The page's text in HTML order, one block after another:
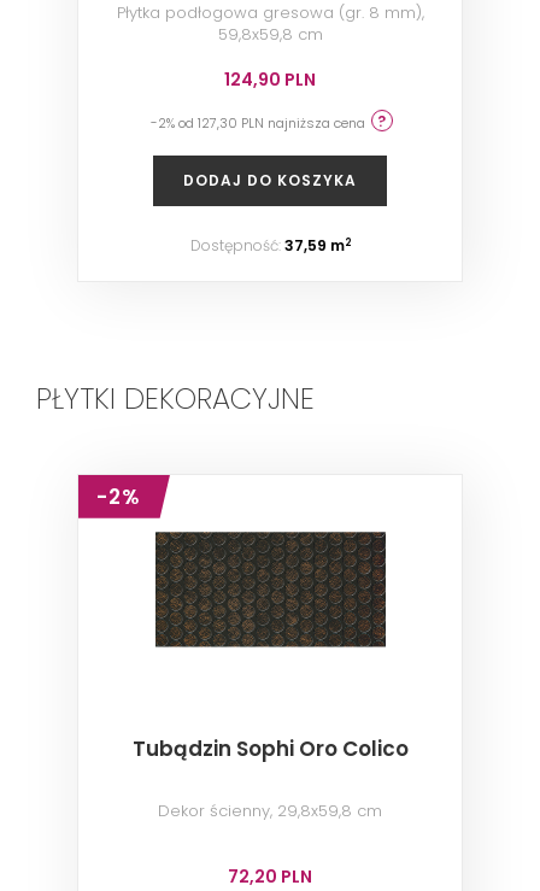
Płytka podłogowa gresowa (gr. 8 mm),
59,8x59,8 cm
124,90 PLN
-2% od 127,30 PLN najniższa cena
DODAJ DO KOSZYKA
Dostępność:37,59 m2
PŁYTKI DEKORACYJNE
-2%
Tubądzin Sophi Oro Colico
Dekor ścienny, 29,8x59,8 cm
72,20 PLN